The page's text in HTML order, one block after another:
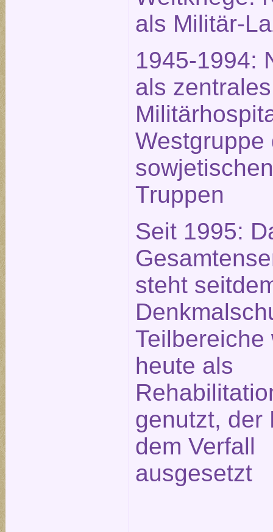
als Militär-
1945-1994:
als zentrales
Westgruppe
sowjetischen
Truppen
Seit 1995:
steht
Teilbereiche
heute als
genutzt, der
dem Verfall
ausgesetzt